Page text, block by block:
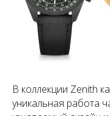
В коллекции Zenith
уникальная работа